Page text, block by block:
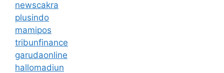
newscakra
plusindo
mamipos
tribunfinance
garudaonline
hallomadiun